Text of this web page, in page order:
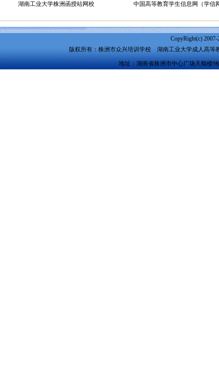
湖南工业大学株洲函授站网校 中国高等教育学生信息网（学信
CopyRight(c)
版权所有：株洲市众兴培训学校 湖南工业大学成人高等
地址：湖南省株洲市中心广场天顺楼